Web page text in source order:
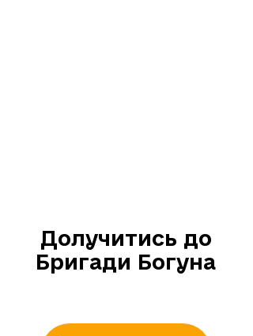
Долучитись до
Бригади Богуна